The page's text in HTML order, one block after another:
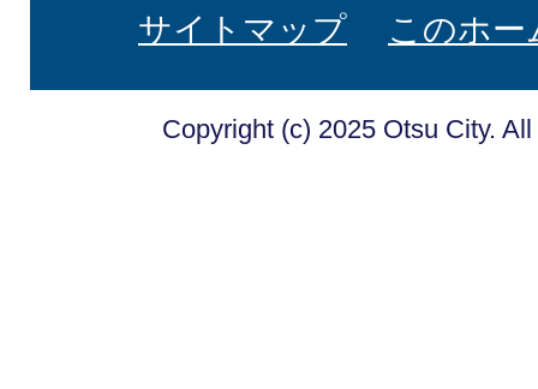
サイトマップ このホ
Copyright (c) 2025 Otsu City.